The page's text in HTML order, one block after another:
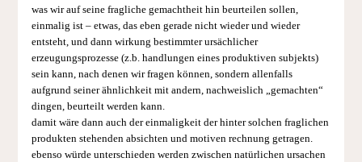
was wir auf seine fragliche gemachtheit hin beurteilen sollen,
einmalig ist – etwas, das eben gerade nicht wieder und wieder
entsteht, und dann wirkung bestimmter ursächlicher
erzeugungsprozesse (z.b. handlungen eines produktiven subjekts)
sein kann, nach denen wir fragen können, sondern allenfalls
aufgrund seiner ähnlichkeit mit andern, nachweislich „gemachten“
dingen, beurteilt werden kann.
damit wäre dann auch der einmaligkeit der hinter solchen fraglichen
produkten stehenden absichten und motiven rechnung getragen.
ebenso würde unterschieden werden zwischen natürlichen ursachen